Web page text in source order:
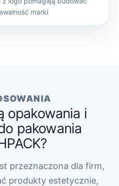
marki
opakowania i
pakowania
przeznaczona dla firm,
produkty estetycznie,